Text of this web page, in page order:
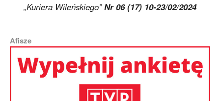
„Kuriera Wileńskiego”Nr 06 (17) 10-23/02/2024
Afisze